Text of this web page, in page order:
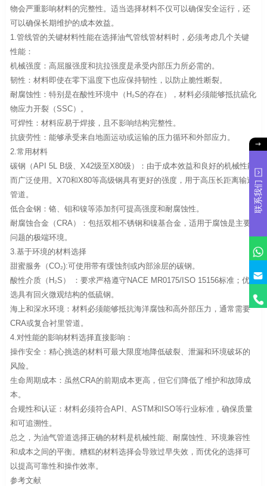
物会严重影响材料的完整性。适当选择材料不仅可以确保安全运行，还
可以确保长期维护的成本效益。
1.管线管的关键材料性能在选择油气管线管材料时，必须考虑几个关键
性能：
机械强度：高屈服强度和抗拉强度是承受内部压力所必需的。
韧性：材料即使在零下温度下也应保持韧性，以防止脆性断裂。
耐腐蚀性：特别是在酸性环境中（H₂S的存在），材料必须能够抵抗硫化
物应力开裂（SSC）。
可焊性：材料应易于焊接，且不影响结构完整性。
抗疲劳性：能够承受来自地面运动或运输的压力循环和外部应力。
2.常用材料
碳钢（API 5L B级、X42级至X80级）：由于成本效益和良好的机械性能
而广泛使用。X70和X80等高级钢具有更好的强度，用于高压长距离输送
管道。
低合金钢：铬、钼和镍等添加剂可提高强度和耐腐蚀性。
耐腐蚀合金（CRA）：包括双相不锈钢和镍基合金，适用于腐蚀是主要
问题的极端环境。
3.基于环境的材料选择
甜蜜服务（CO₂):可使用带有缓蚀剂或内部涂层的碳钢。
酸性介质（H₂S） ：要求严格遵守NACE MR0175/ISO 15156标准；优
选具有回火微观结构的低硫钢。
海上和深水环境：材料必须能够抵抗海洋腐蚀和高外部压力，通常需要
CRA或复合衬里管道。
4.对性能的影响材料选择直接影响：
操作安全：精心挑选的材料可最大限度地降低破裂、泄漏和环境破坏的
风险。
生命周期成本：虽然CRA的前期成本更高，但它们降低了维护和故障成
本。
合规性和认证：材料必须符合API、ASTM和ISO等行业标准，确保质量
和可追溯性。
总之，为油气管道选择正确的材料是机械性能、耐腐蚀性、环境兼容性
和成本之间的平衡。糟糕的材料选择会导致过早失效，而优化的选择可
以提高可靠性和操作效率。
参考文献
联系我们